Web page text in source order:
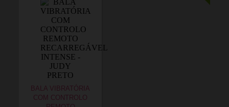
BALA VIBRATÓRIA
COM CONTROLO